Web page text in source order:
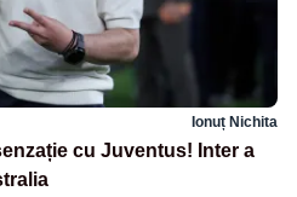
Ionuț Nichita
cu Juventus! Inter a